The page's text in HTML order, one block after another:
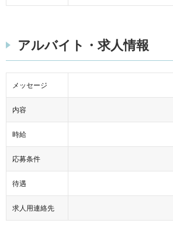
アルバイト・求人情報
メッセージ
内容
時給
応募条件
待遇
求人用連絡先